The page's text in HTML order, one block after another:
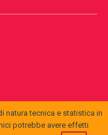
© 2017Open
natura tecnica e statistica in
potrebbe avere effetti